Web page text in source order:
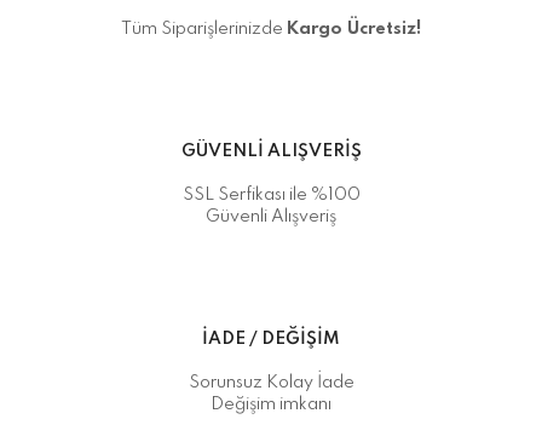
Tüm Siparişlerinizde Kargo Ücretsiz!
GÜVENLİ ALIŞVERİŞ
SSL Serfikası ile %100
Güvenli Alışveriş
İADE / DEĞİŞİM
Sorunsuz Kolay İade
Değişim imkanı